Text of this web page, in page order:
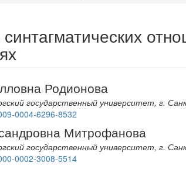
Родионова
государственный университет, г.
0004-6296-8532
Митрофанова
государственный университет, г.
0002-3008-5514